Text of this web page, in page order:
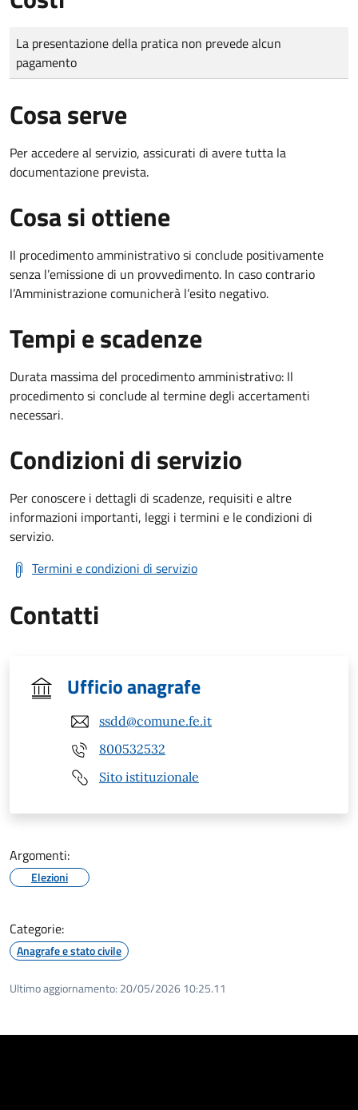
Tipo di pagamento
Importo
La presentazione della pratica non prevede alcun
pagamento
Cosa serve
Per accedere al servizio, assicurati di avere tutta la
documentazione prevista.
Cosa si ottiene
Il procedimento amministrativo si conclude positivamente
senza l’emissione di un provvedimento. In caso contrario
l’Amministrazione comunicherà l’esito negativo.
Tempi e scadenze
Durata massima del procedimento amministrativo: Il
procedimento si conclude al termine degli accertamenti
necessari.
Condizioni di servizio
Per conoscere i dettagli di scadenze, requisiti e altre
informazioni importanti, leggi i termini e le condizioni di
servizio.
Termini e condizioni di servizio
Contatti
Ufficio anagrafe
ssdd@comune.fe.it
800532532
Sito istituzionale
Argomenti:
Elezioni
Categorie:
Anagrafe e stato civile
Ultimo aggiornamento: 20/05/2026 10:25.11